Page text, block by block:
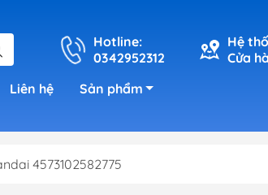
Hotline:
0342952312
Hệ
Cửa
Liên hệ Sản phẩm
4573102582775